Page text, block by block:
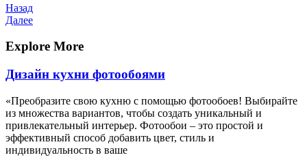
Навигация
по
записям
Предыдущая
запись
Назад
Следующая
Далее
Explore More
Дизайн кухни фотообоями
«Преобразите свою кухню с помощью фотообоев! Выбирайте
из множества вариантов, чтобы создать уникальный и
привлекательный интерьер. Фотообои – это простой и
эффективный способ добавить цвет, стиль и
индивидуальность в ваше